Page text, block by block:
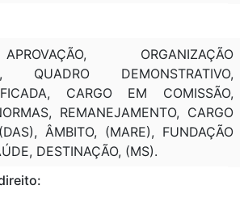
ORGANIZAÇÃO
QUADRO DEMONSTRATIVO,
CARGO EM COMISSÃO,
REMANEJAMENTO, CARGO
ÂMBITO, (MARE), FUNDAÇÃO
DESTINAÇÃO, (MS).